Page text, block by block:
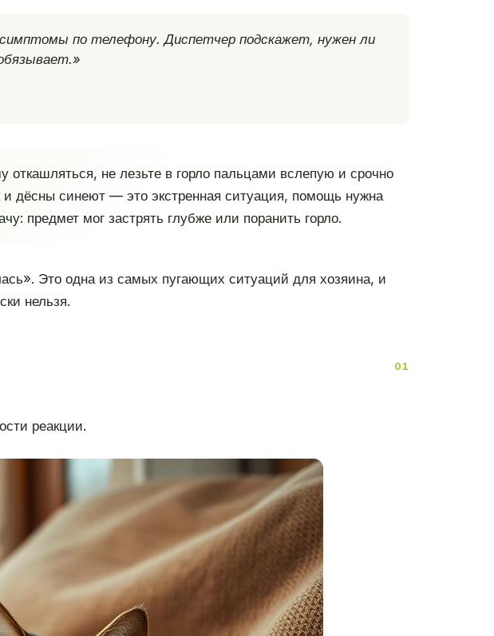
по телефону. Диспетчер подскажет, нужен ли
не лезьте в горло пальцами вслепую и срочно
дёсны синеют — это экстренная ситуация, помощь нужна
предмет мог застрять глубже или поранить горло.
Это одна из самых пугающих ситуаций для хозяина, и
нельзя.
реакции.